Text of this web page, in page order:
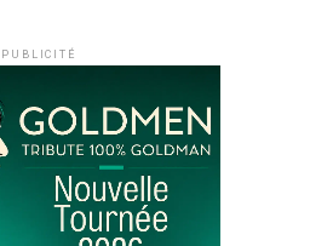
PUBLICITÉ